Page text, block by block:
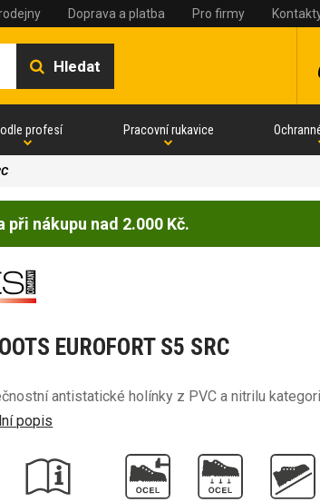
Doprava a platba Pro firmy
Hledat
profesí Pracovní rukavice
při nákupu nad 2.000 Kč.
EUROFORT S5 SRC
antistatické holínky z PVC a nitrilu
popis